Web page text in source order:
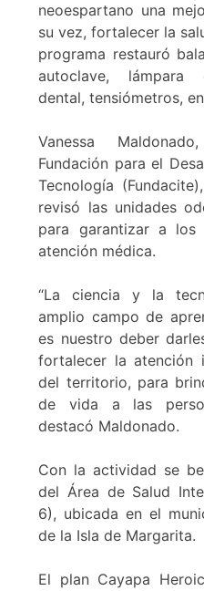
neoespartano una
su vez, fortalecer la
programa restauró
autoclave, lámpara
dental, tensiómetros,
Vanessa
Fundación para el
Tecnología
revisó las unidades
para garantizar a los
atención médica.
“La ciencia y la
amplio campo de
es nuestro deber
fortalecer la atención
del territorio, para
de vida a las
destacó Maldonado.
Con la actividad se
del Área de Salud
6), ubicada en el
de la Isla de Margarita.
El plan Cayapa